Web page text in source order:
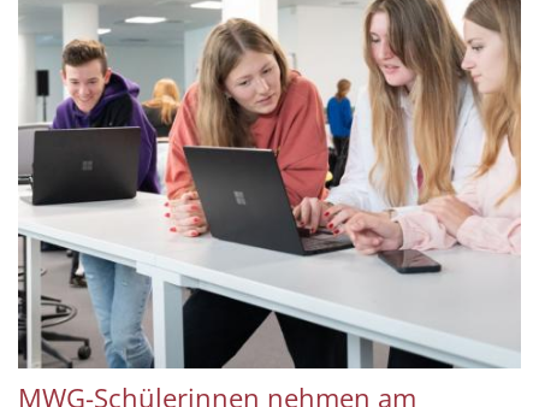
MWG-Schülerinnen nehmen am